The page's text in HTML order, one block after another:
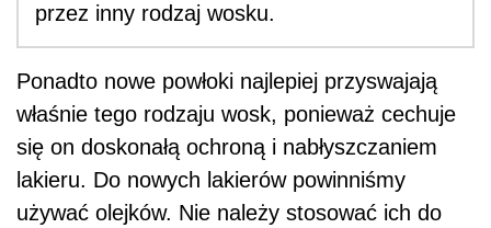
przez inny rodzaj wosku.
Ponadto nowe powłoki najlepiej przyswajają
właśnie tego rodzaju wosk, ponieważ cechuje
się on doskonałą ochroną i nabłyszczaniem
lakieru. Do nowych lakierów powinniśmy
używać olejków. Nie należy stosować ich do